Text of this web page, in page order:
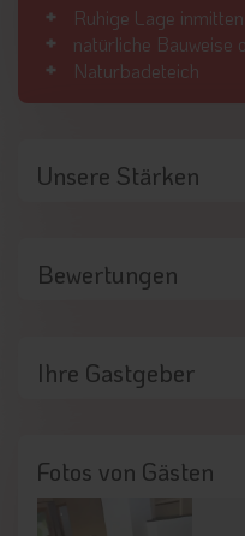
Die großzügige Spa- und
Chalets ist eine wahre
Wohltuende Wärme und
Wohlbefinden sowie innere
Sauna. Auf Wunsch sind
Ruhige Lage
natürliche Bauweise
Naturbadeteich
Unsere Stärken
Bewertungen
Ihre Gastgeber
Fotos von Gästen